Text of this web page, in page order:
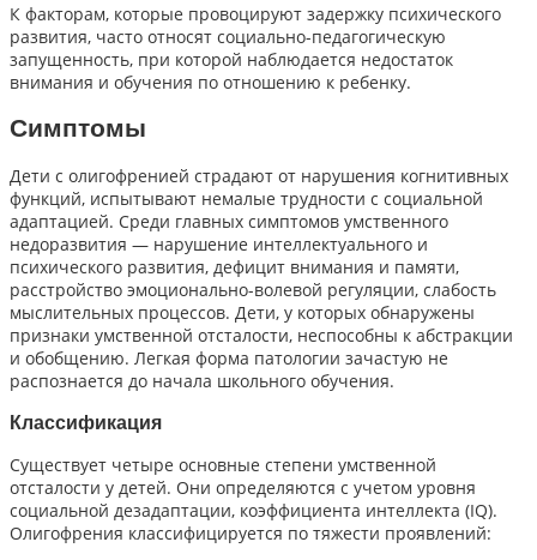
К факторам, которые провоцируют задержку психического
развития, часто относят социально-педагогическую
запущенность, при которой наблюдается недостаток
внимания и обучения по отношению к ребенку.
Симптомы
Дети с олигофренией страдают от нарушения когнитивных
функций, испытывают немалые трудности с социальной
адаптацией. Среди главных симптомов умственного
недоразвития — нарушение интеллектуального и
психического развития, дефицит внимания и памяти,
расстройство эмоционально-волевой регуляции, слабость
мыслительных процессов. Дети, у которых обнаружены
признаки умственной отсталости, неспособны к абстракции
и обобщению. Легкая форма патологии зачастую не
распознается до начала школьного обучения.
Классификация
Существует четыре основные степени умственной
отсталости у детей. Они определяются с учетом уровня
социальной дезадаптации, коэффициента интеллекта (IQ).
Олигофрения классифицируется по тяжести проявлений: